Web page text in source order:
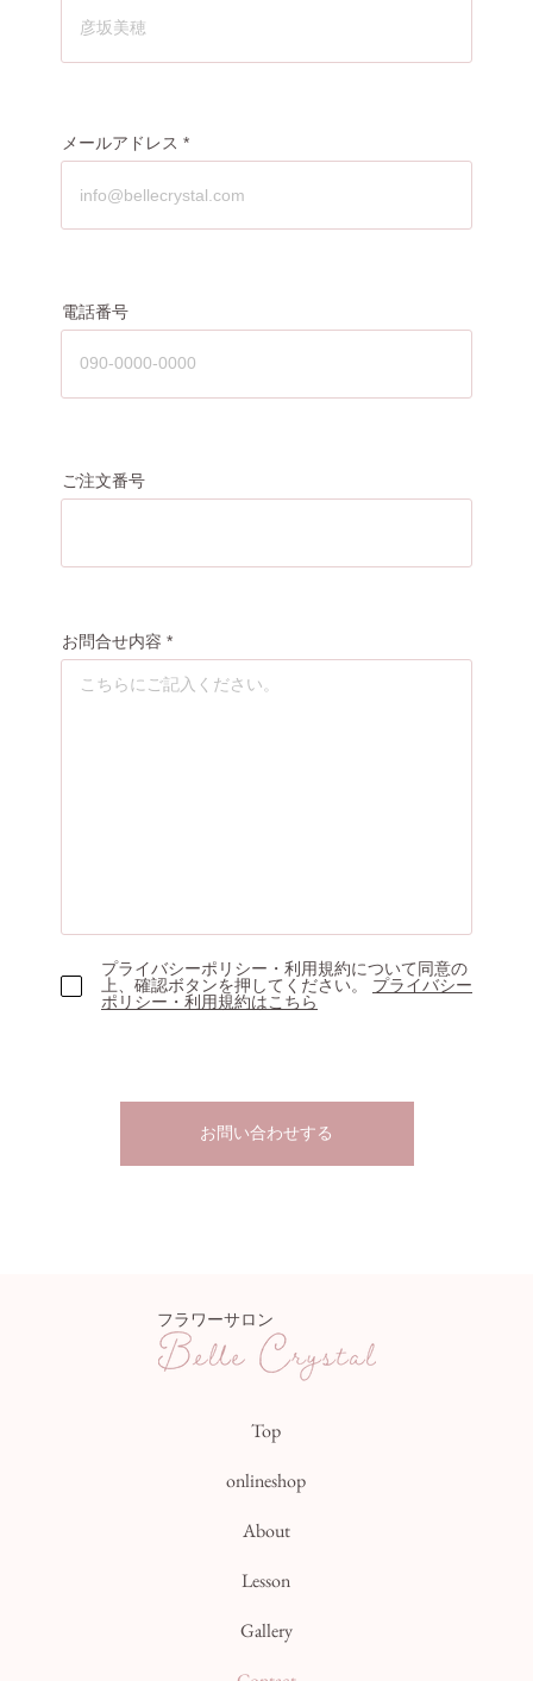
お問い合わせする
メールアドレス
お問合せ内容
電話番号
ご注文番号
プライバシーポリシー・利用規約について同意の
上、確認ボタンを押してください。
プライバシー
ポリシー・利用規約はこちら
フラワーサロン
Top
onlineshop
About
Lesson
Gallery